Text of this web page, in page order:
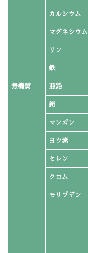
無機質
カルシウム
マグネシウム
リン
鉄
亜鉛
銅
マンガン
ヨウ素
セレン
クロム
モリブデン